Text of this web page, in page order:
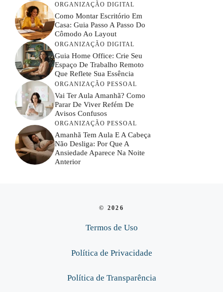
ORGANIZAÇÃO DIGITAL
Como Montar Escritório Em
Casa: Guia Passo A Passo Do
Cômodo Ao Layout
ORGANIZAÇÃO DIGITAL
Guia Home Office: Crie Seu
Espaço De Trabalho Remoto
Que Reflete Sua Essência
ORGANIZAÇÃO PESSOAL
Vai Ter Aula Amanhã? Como
Parar De Viver Refém De
Avisos Confusos
ORGANIZAÇÃO PESSOAL
Amanhã Tem Aula E A Cabeça
Não Desliga: Por Que A
Ansiedade Aparece Na Noite
Anterior
© 2026
Termos de Uso
Política de Privacidade
Política de Transparência